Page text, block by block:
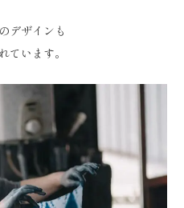
デザインも
ています。